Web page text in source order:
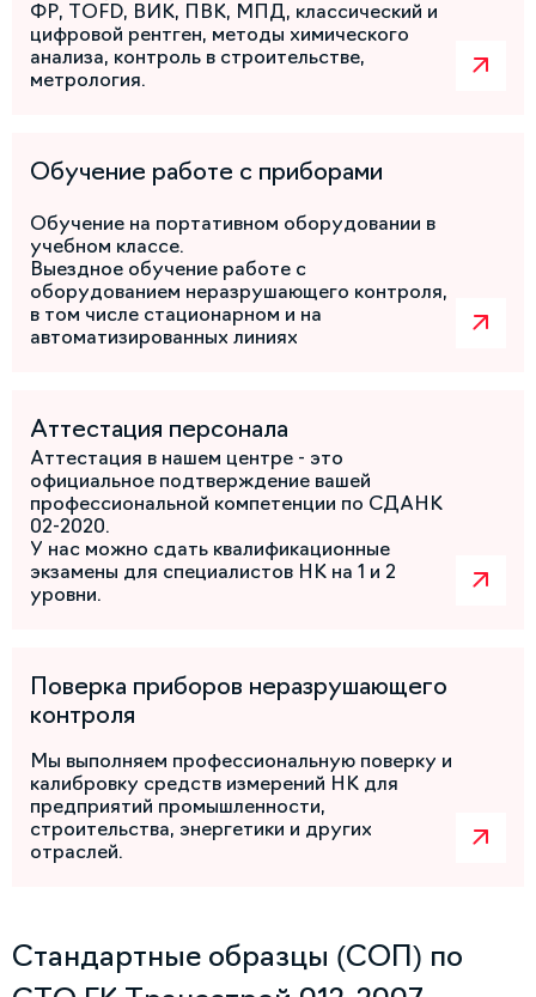
ФР, TOFD, ВИК, ПВК, МПД, классический и
цифровой рентген, методы химического
анализа, контроль в строительстве,
метрология.
Обучение работе с приборами
Обучение на портативном оборудовании в
учебном классе.
Выездное обучение работе с
оборудованием неразрушающего контроля,
в том числе стационарном и на
автоматизированных линиях
Аттестация персонала
Аттестация в нашем центре - это
официальное подтверждение вашей
профессиональной компетенции по СДАНК
02-2020.
У нас можно сдать квалификационные
экзамены для специалистов НК на 1 и 2
уровни.
Поверка приборов неразрушающего
контроля
Мы выполняем профессиональную поверку и
калибровку средств измерений НК для
предприятий промышленности,
строительства, энергетики и других
отраслей.
Стандартные образцы (СОП) по